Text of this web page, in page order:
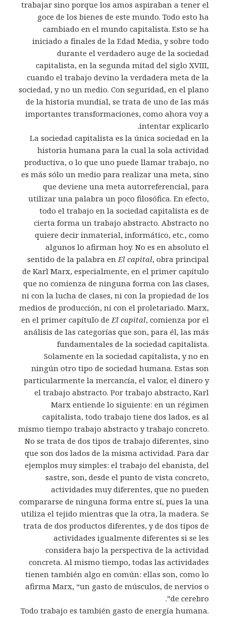
trabajar sino porque los amos aspiraban a tener el
goce de los bienes de este mundo. Todo esto ha
cambiado en el mundo capitalista. Esto se ha
iniciado a finales de la Edad Media, y sobre todo
durante el verdadero auge de la sociedad
capitalista, en la segunda mitad del siglo XVIII,
cuando el trabajo devino la verdadera meta de la
sociedad, y no un medio. Con seguridad, en el plano
de la historia mundial, se trata de uno de las más
importantes transformaciones, como ahora voy a
intentar explicarlo.
La sociedad capitalista es la única sociedad en la
historia humana para la cual la sola actividad
productiva, o lo que uno puede llamar trabajo, no
es más sólo un medio para realizar una meta, sino
que deviene una meta autorreferencial, para
utilizar una palabra un poco filosófica. En efecto,
todo el trabajo en la sociedad capitalista es de
cierta forma un trabajo abstracto. Abstracto no
quiere decir inmaterial, informático, etc., como
algunos lo afirman hoy. No es en absoluto el
sentido de la palabra enEl capital, obra principal
de Karl Marx, especialmente, en el primer capítulo
que no comienza de ninguna forma con las clases,
ni con la lucha de clases, ni con la propiedad de los
medios de producción, ni con el proletariado. Marx,
en el primer capítulo deEl capital, comienza por el
análisis de las categorías que son, para él, las más
fundamentales de la sociedad capitalista.
Solamente en la sociedad capitalista, y no en
ningún otro tipo de sociedad humana. Estas son
particularmente la mercancía, el valor, el dinero y
el trabajo abstracto. Por trabajo abstracto, Karl
Marx entiende lo siguiente: en un régimen
capitalista, todo trabajo tiene dos lados, es al
mismo tiempo trabajo abstracto y trabajo concreto.
No se trata de dos tipos de trabajo diferentes, sino
que son dos lados de la misma actividad. Para dar
ejemplos muy simples: el trabajo del ebanista, del
sastre, son, desde el punto de vista concreto,
actividades muy diferentes, que no pueden
compararse de ninguna forma entre sí, pues la una
utiliza el tejido mientras que la otra, la madera. Se
trata de dos productos diferentes, y de dos tipos de
actividades igualmente diferentes si se les
considera bajo la perspectiva de la actividad
concreta. Al mismo tiempo, todas las actividades
tienen también algo en común: ellas son, como lo
afirma Marx, “un gasto de músculos, de nervios o
de cerebro”.
Todo trabajo es también gasto de energía humana.